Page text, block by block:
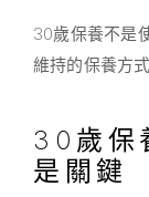
30歲保養不是
維持的保養方
30歲保
是關鍵